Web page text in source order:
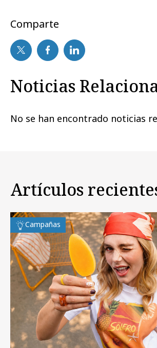
Comparte
Noticias
No se han encontrado noticias
Artículos
Campañas